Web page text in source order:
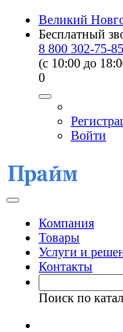
Великий
Бесплатный
8 800 302-75-85
(c 10:00 до
0
Войти
Компания
Товары
Услуги и
Контакты
Поиск по